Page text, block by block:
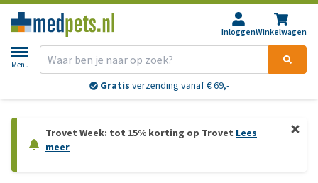
InloggenWinkelwagen
Menu
Gratis verzending vanaf € 69,-
Trovet Week: tot 15% korting op Trovet Lees
meer